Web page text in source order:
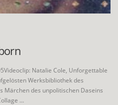
Natalie Cole, Unforgettable
Werksbibliothek des
Märchen des unpolitischen Daseins
…